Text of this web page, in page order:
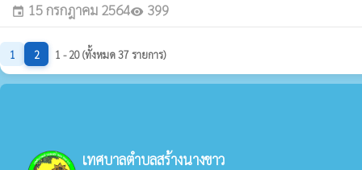
event 15 กรกฎาคม 2564visibility 399
1 2 1 - 20 (ทั้งหมด 37 รายการ)
เทศบาลตำบลสร้างนางขาว